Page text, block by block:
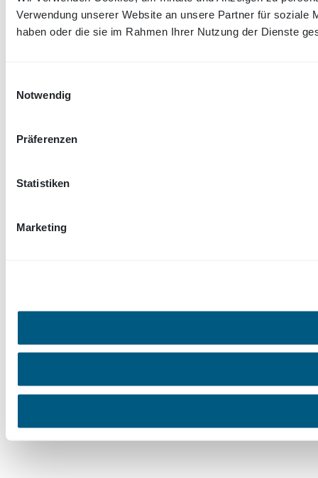
Verwendung unserer Website an unsere Partner für soziale
haben oder die sie im Rahmen Ihrer Nutzung der Dienste
Notwendig
Präferenzen
Statistiken
Marketing